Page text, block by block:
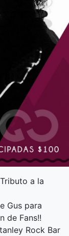
a la
Gus para
de Fans!!
Rock Bar